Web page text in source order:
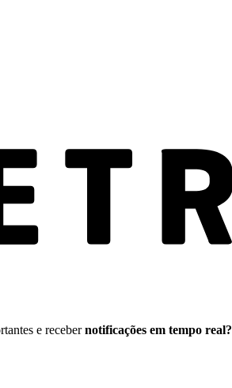
e receber notificações em tempo real?